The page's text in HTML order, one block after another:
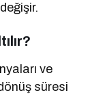
ve
süresi